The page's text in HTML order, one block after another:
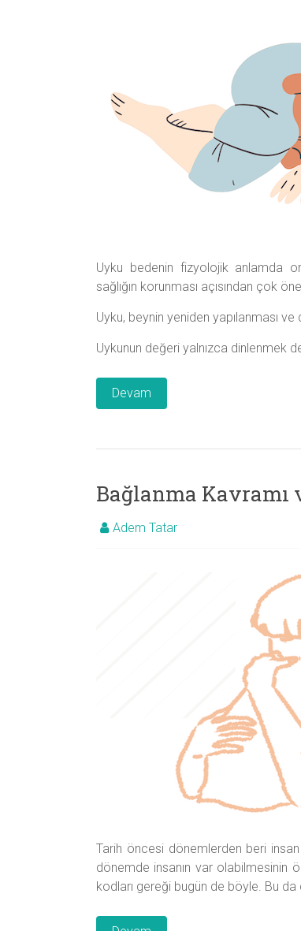
Uyku bedenin fizyolojik anlamda
sağlığın korunması açısından çok
Uyku, beynin yeniden yapılanması
Uykunun değeri yalnızca dinlenmek
Devam
Bağlanma
Adem Tatar
Tarih öncesi dönemlerden beri
dönemde insanın var olabilmesinin
kodları gereği bugün de böyle. Bu